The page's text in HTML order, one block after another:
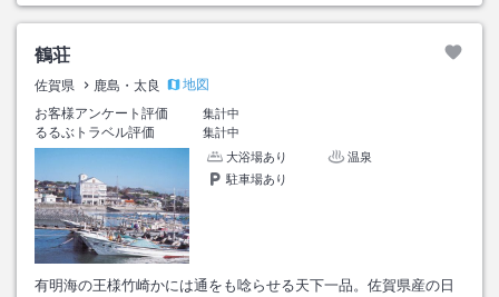
鶴荘
佐賀県 鹿島・太良
地図
お客様アンケート評価
集計中
るるぶトラベル評価
集計中
大浴場あり
温泉
駐車場あり
有明海の王様竹崎かには通をも唸らせる天下一品。佐賀県産の日